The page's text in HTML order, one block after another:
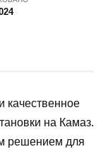
качественное
на Камаз.
решением для